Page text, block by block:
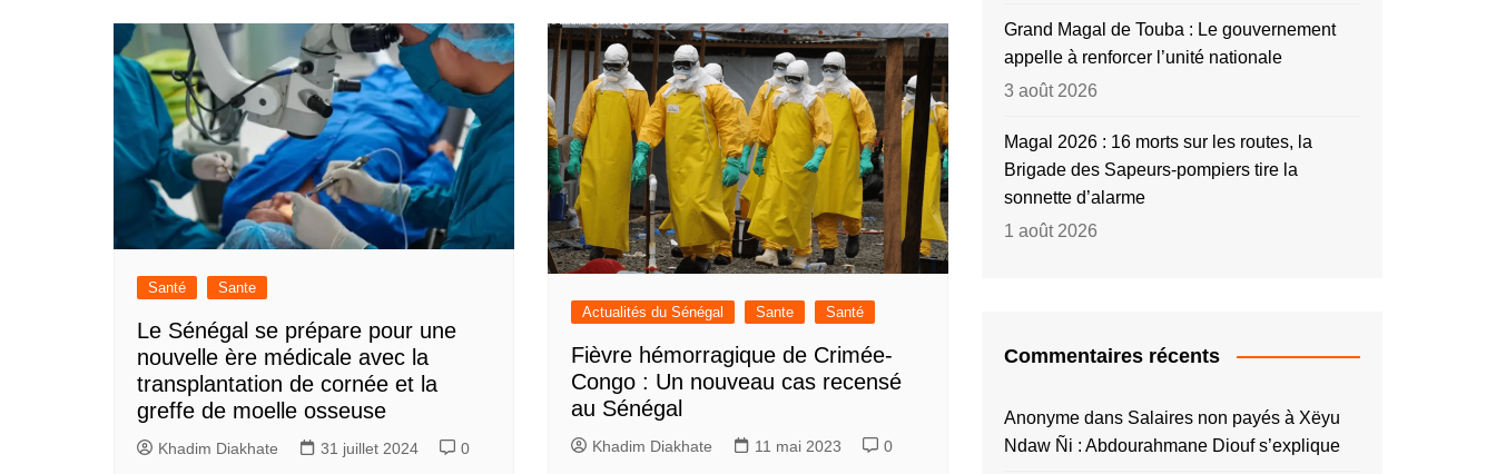
Santé Sante
Le Sénégal se prépare pour une
nouvelle ère médicale avec la
transplantation de cornée et la
greffe de moelle osseuse
Khadim Diakhate 31 juillet 2024 0
Actualités du Sénégal Sante Santé
Fièvre hémorragique de Crimée-
Congo : Un nouveau cas recensé
au Sénégal
Khadim Diakhate 11 mai 2023 0
Grand Magal de Touba : Le gouvernement
appelle à renforcer l’unité nationale
3 août 2026
Magal 2026 : 16 morts sur les routes, la
Brigade des Sapeurs-pompiers tire la
sonnette d’alarme
1 août 2026
Commentaires récents
Anonyme dans Salaires non payés à Xëyu
Ndaw Ñi : Abdourahmane Diouf s’explique